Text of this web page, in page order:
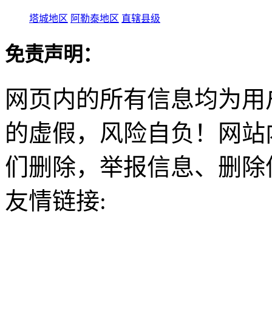
塔城地区 阿勒泰地区 直辖县级
免责声明：
网页内的所有信息均为
的虚假，风险自负！网
们删除，举报信息、删
友情链接: